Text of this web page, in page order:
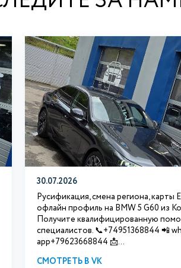
30.07.2026
Русификация, смена региона, карты
офлайн профиль на BMW 5 G60 из
Получите квалифицированную
специалистов. 📞+74951368844 📲
app+79623668844 📩...
СМОТРЕТЬ В VK